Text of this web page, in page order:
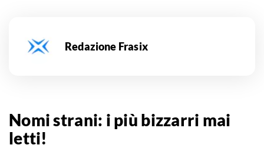
Redazione Frasix
Nomi strani: i più bizzarri mai
letti!